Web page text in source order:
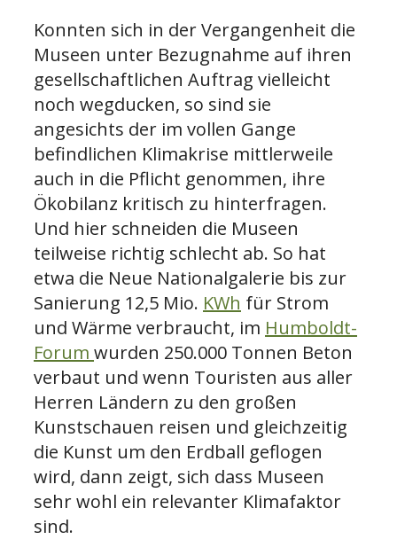
Konnten sich in der Vergangenheit die
Museen unter Bezugnahme auf ihren
gesellschaftlichen Auftrag vielleicht
noch wegducken, so sind sie
angesichts der im vollen Gange
befindlichen Klimakrise mittlerweile
auch in die Pflicht genommen, ihre
Ökobilanz kritisch zu hinterfragen.
Und hier schneiden die Museen
teilweise richtig schlecht ab. So hat
etwa die Neue Nationalgalerie bis zur
Sanierung 12,5 Mio. KWh für Strom
und Wärme verbraucht, im Humboldt-
Forum wurden 250.000 Tonnen Beton
verbaut und wenn Touristen aus aller
Herren Ländern zu den großen
Kunstschauen reisen und gleichzeitig
die Kunst um den Erdball geflogen
wird, dann zeigt, sich dass Museen
sehr wohl ein relevanter Klimafaktor
sind.